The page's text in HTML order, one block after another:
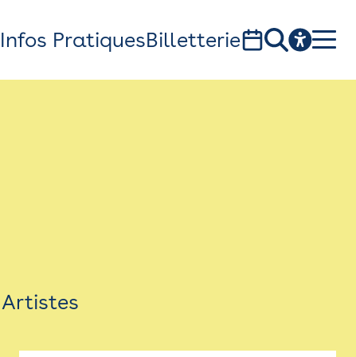
Infos PratiquesBilletterie
1, av. du Chateau d'eau - 31300 Toulouse
Artistes